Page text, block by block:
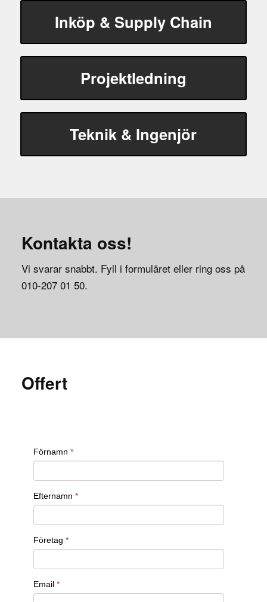
Inköp & Supply Chain
Projektledning
Teknik & Ingenjör
Kontakta oss!
Vi svarar snabbt. Fyll i formuläret eller ring oss på
010-207 01 50.
Offert